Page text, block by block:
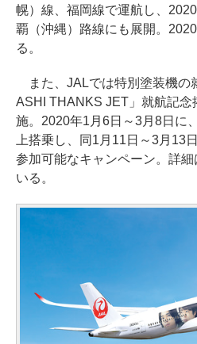
幌）線、福岡線で運航し、
覇（沖縄）路線にも展開。
る。
また、JALでは特別塗装機の
ASHI THANKS JET」就航記念
施。2020年1月6日～3月8日に
上搭乗し、同1月11日～3月13
参加可能なキャンペーン。詳
いる。